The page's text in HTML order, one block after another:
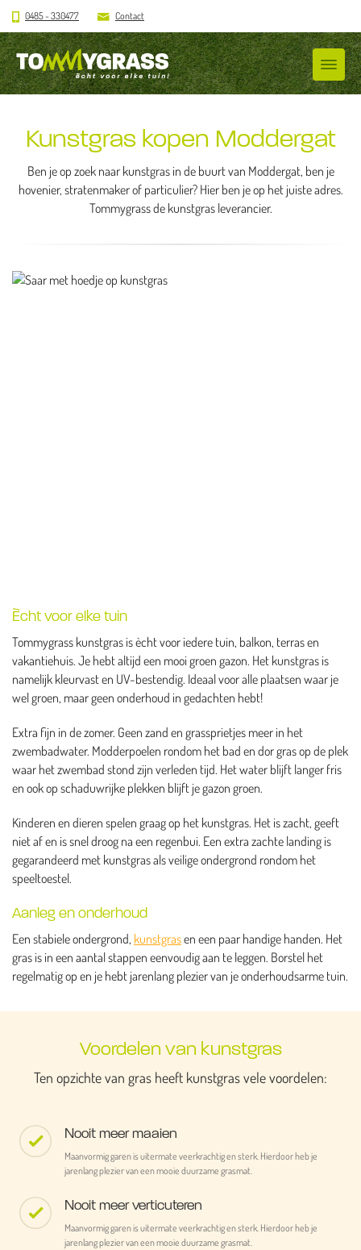
0485 - 330477 Contact
Kunstgras kopen Moddergat
Ben je op zoek naar kunstgras in de buurt van Moddergat, ben je
hovenier, stratenmaker of particulier? Hier ben je op het juiste adres.
Tommygrass de kunstgras leverancier.
Ècht voor elke tuin
Tommygrass kunstgras is ècht voor iedere tuin, balkon, terras en
vakantiehuis. Je hebt altijd een mooi groen gazon. Het kunstgras is
namelijk kleurvast en UV-bestendig. Ideaal voor alle plaatsen waar je
wel groen, maar geen onderhoud in gedachten hebt!
Extra fijn in de zomer. Geen zand en grassprietjes meer in het
zwembadwater. Modderpoelen rondom het bad en dor gras op de plek
waar het zwembad stond zijn verleden tijd. Het water blijft langer fris
en ook op schaduwrijke plekken blijft je gazon groen.
Kinderen en dieren spelen graag op het kunstgras. Het is zacht, geeft
niet af en is snel droog na een regenbui. Een extra zachte landing is
gegarandeerd met kunstgras als veilige ondergrond rondom het
speeltoestel.
Aanleg en onderhoud
Een stabiele ondergrond, kunstgrasen een paar handige handen. Het
gras is in een aantal stappen eenvoudig aan te leggen. Borstel het
regelmatig op en je hebt jarenlang plezier van je onderhoudsarme tuin.
Voordelen van kunstgras
Ten opzichte van gras heeft kunstgras vele voordelen:
Nooit meer maaien
Maanvormig garen is uitermate veerkrachtig en sterk. Hierdoor heb je
jarenlang plezier van een mooie duurzame grasmat.
Nooit meer verticuteren
Maanvormig garen is uitermate veerkrachtig en sterk. Hierdoor heb je
jarenlang plezier van een mooie duurzame grasmat.